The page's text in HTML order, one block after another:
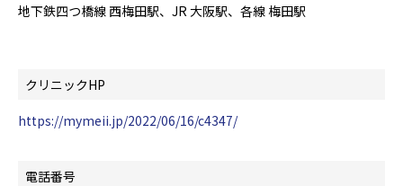
地下鉄四つ橋線 西梅田駅、JR 大阪駅、各線 梅田駅
クリニックHP
https://mymeii.jp/2022/06/16/c4347/
電話番号